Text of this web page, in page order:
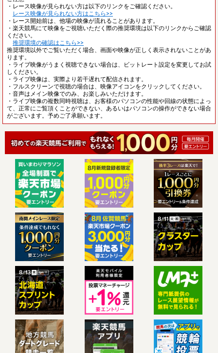
・レース映像が見られない方は以下のリンクをご確認ください。
レース映像が見られない方はこちら>>
・レース開始前は、他場の映像が流れることがあります。
・楽天競馬にて映像をご視聴いただく際の推奨環境は以下のリンクからご確認
ください。
推奨環境の確認はこちら>>
推奨環境以外でご覧いただく場合、画面や映像が正しく表示されないことがあ
ります。
・ライブ映像がうまく視聴できない場合は、ビットレート設定を変更してお試
しください。
・ライブ映像は、実際より若干遅れて配信されます。
・フルスクリーンで視聴の場合は、映像アイコンをクリックしてください。
・音声はメイン映像でのみ、お楽しみいただけます。
・ライブ映像の複数同時視聴は、お客様のパソコンの性能や回線の状態によっ
て、正常にご覧頂くことができない、あるいはパソコンの操作ができない場合
がございます。予めご了承願います。